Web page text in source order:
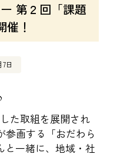
第２回「課題
！
7日
た取組を展開され
参画する「おだわら
と一緒に、地域・社